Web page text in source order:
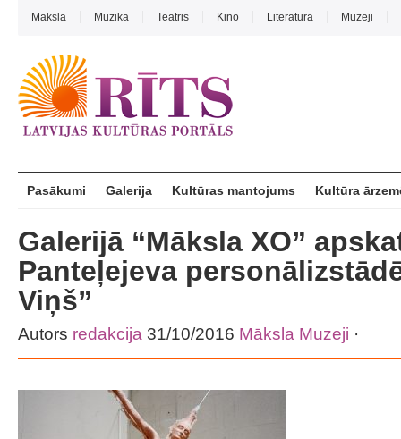
Māksla Mūzika Teātris Kino Literatūra Muzeji
Pasākumi Galerija Kultūras mantojums Kultūra
Galerijā “Māksla XO”
Panteļejeva
Viņš”
Autors redakcija 31/10/2016 Māksla Muzeji ·